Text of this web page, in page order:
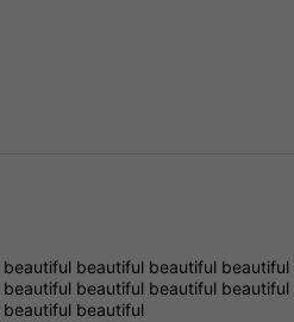
beautiful beautiful beautiful beautiful
beautiful beautiful beautiful beautiful
beautiful beautiful